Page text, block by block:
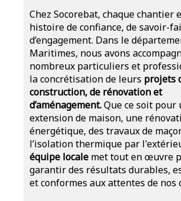
Chez Socorebat, chaque chantier
histoire de confiance, de savoir-
d’engagement. Dans le
Maritimes, nous avons
nombreux particuliers et
la concrétisation de leurs projets
construction, de rénovation et
d’aménagement.Que ce soit pour
extension de maison, une
énergétique, des travaux de
l’isolation thermique par
équipe locale met tout en œuvre
garantir des résultats durables,
et conformes aux attentes de nos